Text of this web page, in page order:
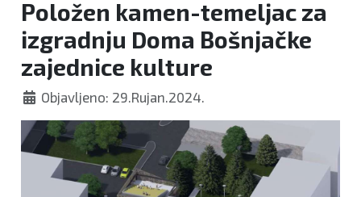
Položen kamen-temeljac za
izgradnju Doma Bošnjačke
zajednice kulture
Objavljeno: 29.Rujan.2024.